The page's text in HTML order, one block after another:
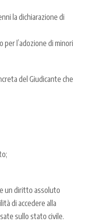
la dichiarazione di
l’adozione di minori
del Giudicante che
un diritto assoluto
di accedere alla
sullo stato civile.